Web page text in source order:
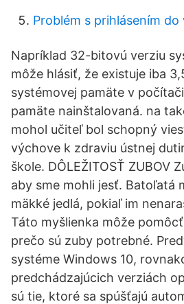
Problém s prihlásením
Napríklad 32-bitovú verziu
môže hlásiť, že existuje iba
systémovej pamäte v
pamäte nainštalovaná. na
mohol učiteľ bol schopný
výchove k zdraviu ústnej
škole. DÔLEŽITOSŤ ZUBOV
aby sme mohli jesť. Batoľatá
mäkké jedlá, pokiaľ im
Táto myšlienka môže
prečo sú zuby potrebné.
systéme Windows 10,
predchádzajúcich verziách
sú tie, ktoré sa spúšťajú